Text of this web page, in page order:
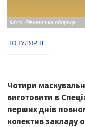
Фото: Рівненська облрада
ПОПУЛЯРНЕ
Чотири
виготовити в
перших днів
колектив закладу